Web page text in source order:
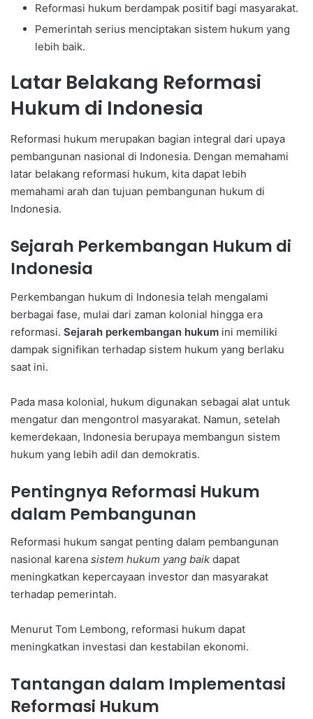
Reformasi hukum berdampak positif bagi masyarakat.
Pemerintah serius menciptakan sistem hukum yang
lebih baik.
Latar Belakang Reformasi
Hukum di Indonesia
Reformasi hukum merupakan bagian integral dari upaya
pembangunan nasional di Indonesia. Dengan memahami
latar belakang reformasi hukum, kita dapat lebih
memahami arah dan tujuan pembangunan hukum di
Indonesia.
Sejarah Perkembangan Hukum di
Indonesia
Perkembangan hukum di Indonesia telah mengalami
berbagai fase, mulai dari zaman kolonial hingga era
reformasi. Sejarah perkembangan hukum ini memiliki
dampak signifikan terhadap sistem hukum yang berlaku
saat ini.
Pada masa kolonial, hukum digunakan sebagai alat untuk
mengatur dan mengontrol masyarakat. Namun, setelah
kemerdekaan, Indonesia berupaya membangun sistem
hukum yang lebih adil dan demokratis.
Pentingnya Reformasi Hukum
dalam Pembangunan
Reformasi hukum sangat penting dalam pembangunan
nasional karena sistem hukum yang baik dapat
meningkatkan kepercayaan investor dan masyarakat
terhadap pemerintah.
Menurut Tom Lembong, reformasi hukum dapat
meningkatkan investasi dan kestabilan ekonomi.
Tantangan dalam Implementasi
Reformasi Hukum